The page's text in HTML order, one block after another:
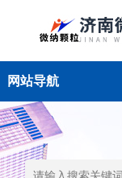
网站导航